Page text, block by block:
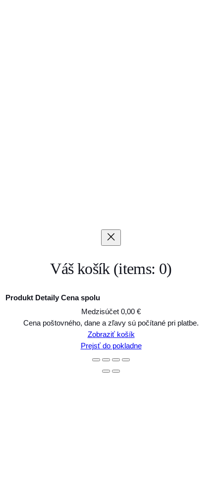
Váš košík (items: 0)
Produkty
Produkt Detaily Cena spolu
Medzisúčet 0,00 €
Cena poštovného, dane a zľavy sú počítané pri platbe.
Zobraziť košík
Prejsť do pokladne